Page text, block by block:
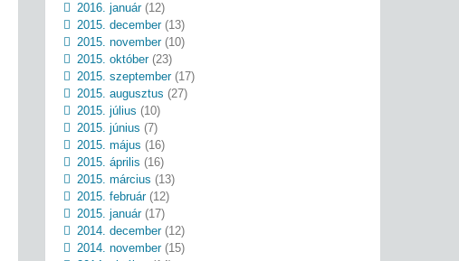
2016. január(12)
2015. december(13)
2015. november(10)
2015. október(23)
2015. szeptember(17)
2015. augusztus (27)
2015. július (10)
2015. június (7)
2015. május (16)
2015. április (16)
2015. március (13)
2015. február(12)
2015. január(17)
2014. december(12)
2014. november(15)